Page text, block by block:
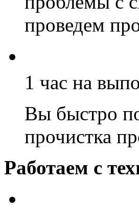
проведем
1 час на
Вы быстро
прочистка
Работаем с